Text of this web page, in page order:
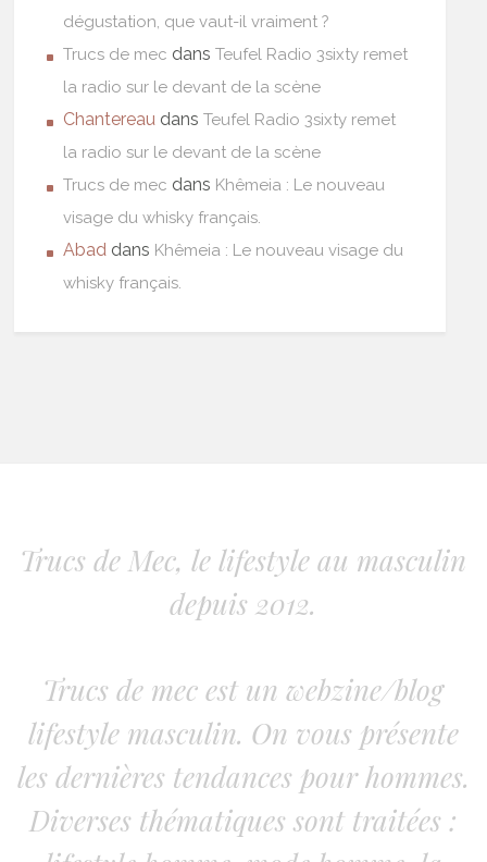
dégustation, que vaut-il vraiment ?
Trucs de mec dansTeufel Radio 3sixty remet
la radio sur le devant de la scène
Chantereau dansTeufel Radio 3sixty remet
la radio sur le devant de la scène
Trucs de mec dans Khêmeia : Le nouveau
visage du whisky français.
Abad dans Khêmeia : Le nouveau visage du
whisky français.
Trucs de Mec, le lifestyle au masculin
depuis 2012.
Trucs de mec est un webzine/blog
lifestyle masculin. On vous présente
les dernières tendances pour hommes.
Diverses thématiques sont traitées :